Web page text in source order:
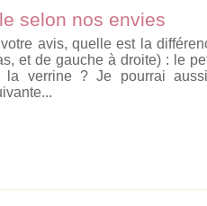
selon nos envies
avis, quelle est la
et de gauche à droite) : le
la verrine ? Je pourrai